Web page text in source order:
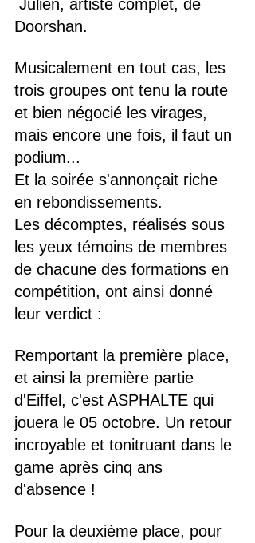
Doorshan.
Musicalement en tout cas, les
trois groupes ont tenu la route
et bien négocié les virages,
mais encore une fois, il faut un
podium...
Et la soirée s'annonçait riche
en rebondissements.
Les décomptes, réalisés sous
les yeux témoins de membres
de chacune des formations en
compétition, ont ainsi donné
leur verdict :
Remportant la première place,
et ainsi la première partie
d'Eiffel, c'est ASPHALTE qui
jouera le 05 octobre. Un retour
incroyable et tonitruant dans le
game après cinq ans
d'absence !
Pour la deuxième place, pour